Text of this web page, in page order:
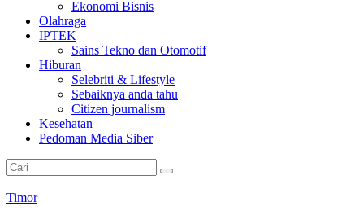
Ekonomi Bisnis
Olahraga
IPTEK
Sains Tekno dan Otomotif
Hiburan
Selebriti & Lifestyle
Sebaiknya anda tahu
Citizen journalism
Kesehatan
Pedoman Media Siber
Timor